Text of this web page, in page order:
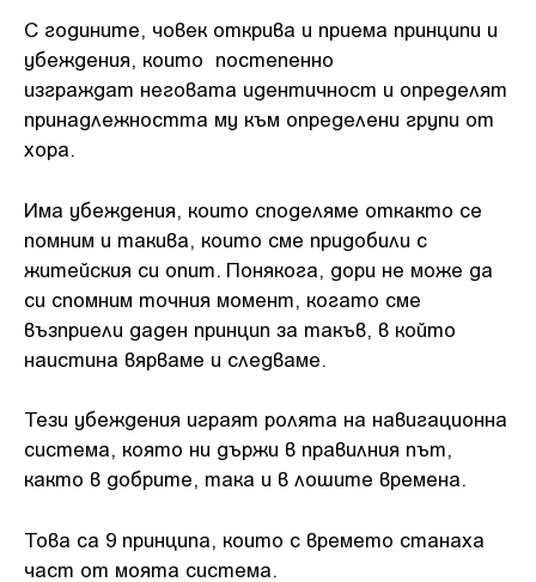
С годините, човек открива и приема принципи и
убеждения, които постепенно
изграждат неговата идентичност и определят
принадлежността му към определени групи от
хора.
Има убеждения, които споделяме откакто се
помним и такива, които сме придобили с
житейския си опит. Понякога, дори не може да
си спомним точния момент, когато сме
възприели даден принцип за такъв, в който
наистина вярваме и следваме.
Тези убеждения играят ролята на навигационна
система, която ни държи в правилния път,
както в добрите, така и в лошите времена.
Това са 9 принципа, които с времето станаха
част от моята система.